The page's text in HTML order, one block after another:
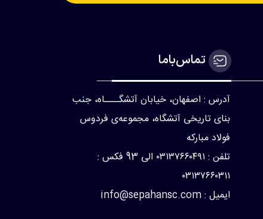
تماس‌با‌ما
آدرس : اصفهان، خیابان آتشگــــاه، جنب
بنای تاریخی آتشگاه، مجموعه‌ی فردوس
فولاد مبارکه
تلفن : ۰۳۱۳۷۶۶۰۴۹۱ الی 93 فکس :
۰۳۱۳۷۶۶۰۳۱۱
ایمیل : info@sepahansc.com